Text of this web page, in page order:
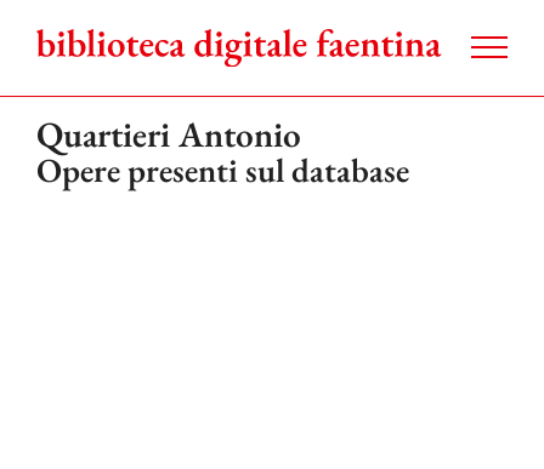
contenuto
Quartieri Antonio
Opere presenti sul database